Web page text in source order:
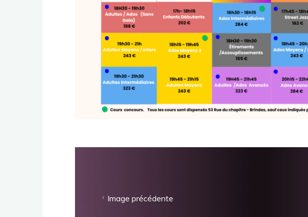
Image précédente